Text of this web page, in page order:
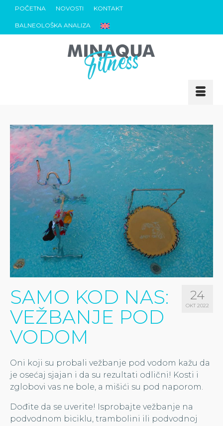
POČETNA NOVOSTI KONTAKT
BALNEOLOŠKA ANALIZA
24
OKT 2022
SAMO KOD NAS:
VEŽBANJE POD
VODOM
Oni koji su probali vežbanje pod vodom kažu da
je osećaj sjajan i da su rezultati odlični! Kosti i
zglobovi vas ne bole, a mišići su pod naporom.
Dođite da se uverite! Isprobajte vežbanje na
podvodnom biciklu, trambolini ili podvodnoj